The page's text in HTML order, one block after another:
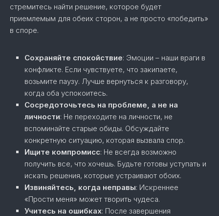
стремитесь найти решение, которое будет
приемлемым для обеих сторон, а не просто «победить»
в споре.
Сохраняйте спокойствие: Эмоции – наши враги в
конфликте. Если чувствуете, что закипаете,
возьмите паузу. Лучше вернуться к разговору,
когда оба успокоитесь.
Сосредоточьтесь на проблеме, а не на
личности: Не переходите на личности, не
вспоминайте старые обиды. Обсуждайте
конкретную ситуацию, которая вызвала спор.
Ищите компромисс: Не всегда возможно
получить все, что хочешь. Будьте готовы уступать и
искать решения, которые устраивают обоих.
Извиняйтесь, когда неправы: Искреннее
«Прости меня» может творить чудеса.
Учитесь на ошибках: После завершения